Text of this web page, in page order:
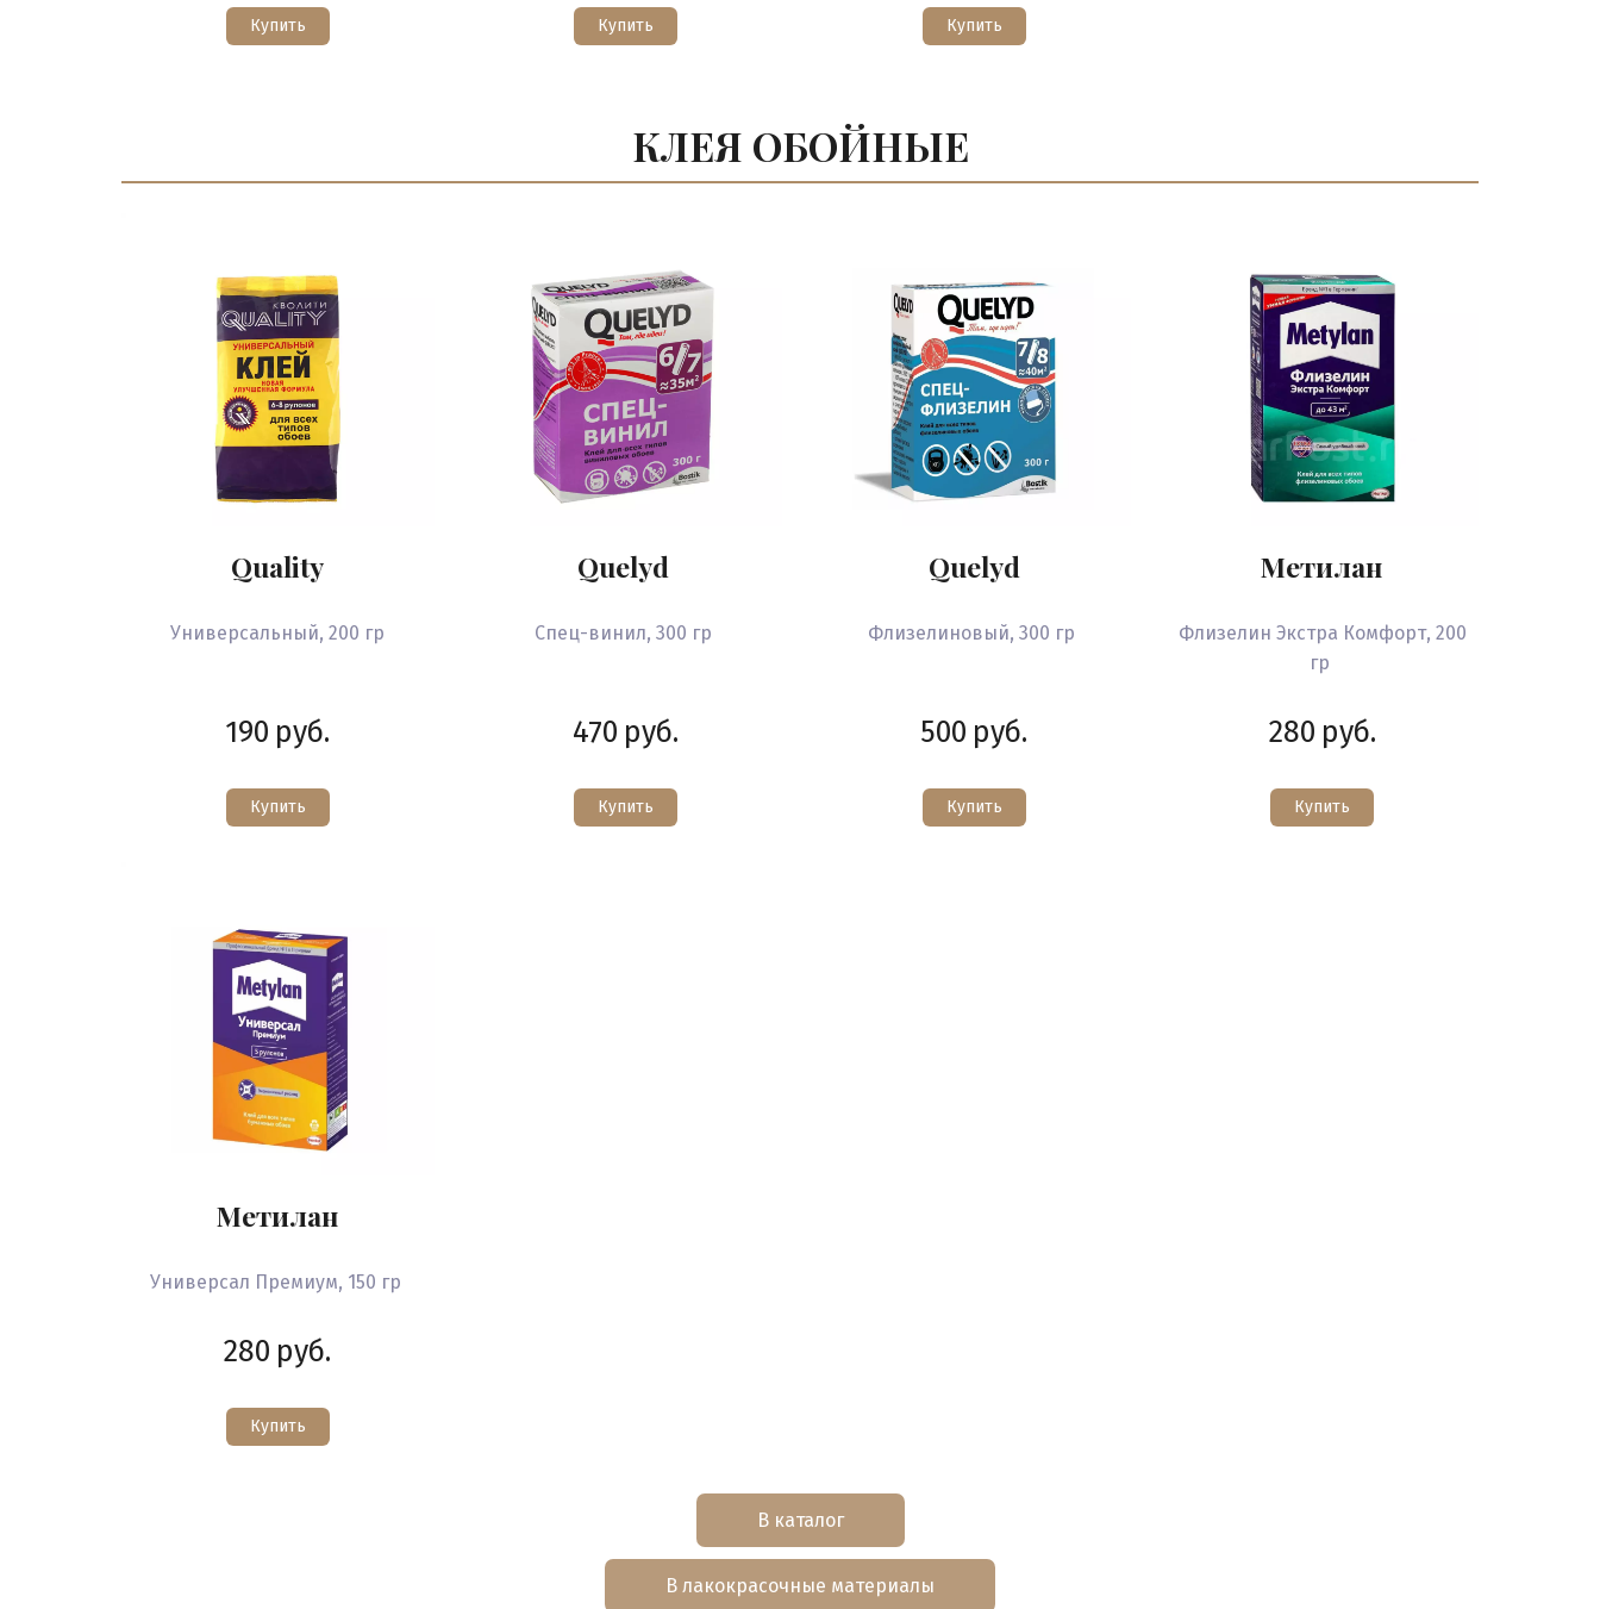
Купить Купить Купить
КЛЕЯ ОБОЙНЫЕ
Quality
Универсальный, 200 гр
190 руб.
Купить
Quelyd
Спец-винил, 300 гр
470 руб.
Купить
Quelyd
Флизелиновый, 300 гр
500 руб.
Купить
Метилан
Флизелин Экстра Комфорт, 200
гр
280 руб.
Купить
Метилан
Универсал Премиум, 150 гр
280 руб.
Купить
В каталог
В лакокрасочные материалы